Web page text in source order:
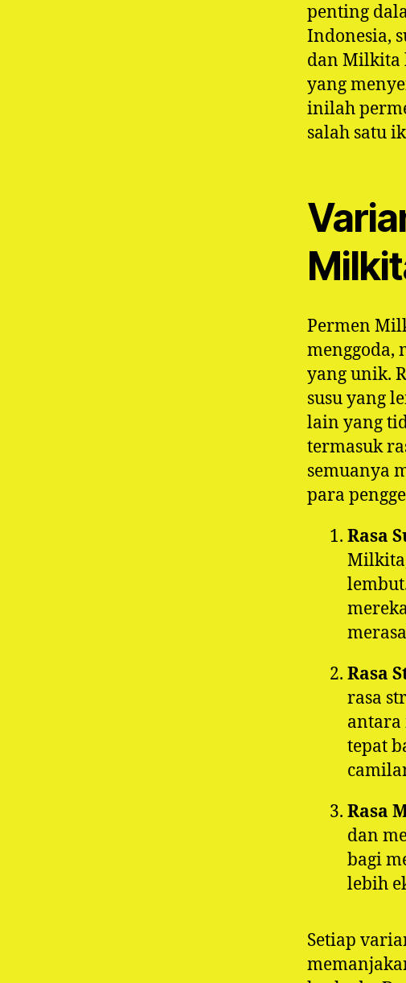
penting
Indonesia,
dan Milkita
yang
inilah
salah satu
Permen
menggoda,
yang unik.
susu yang
lain yang
termasuk
semuanya
para
Rasa
Rasa
rasa
antara
tepat
Rasa
dan
bagi
lebih
Setiap